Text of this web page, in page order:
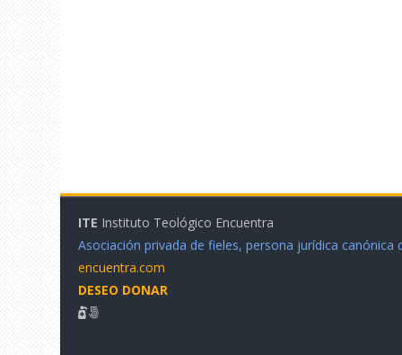
ITE Instituto Teológico Encuentra
Asociación privada de fieles, persona jurídica canónica
encuentra.com
DESEO DONAR